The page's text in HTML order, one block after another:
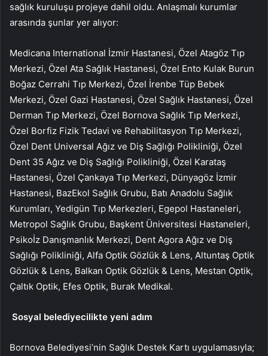
sağlık kuruluşu projeye dahil oldu. Anlaşmalı kurumlar
arasında şunlar yer alıyor:
Medicana International İzmir Hastanesi, Özel Atagöz Tıp
Merkezi, Özel Ata Sağlık Hastanesi, Özel Ento Kulak Burun
Boğaz Cerrahi Tıp Merkezi, Özel İrenbe Tüp Bebek
Merkezi, Özel Gazi Hastanesi, Özel Sağlık Hastanesi, Özel
Derman Tıp Merkezi, Özel Bornova Sağlık Tıp Merkezi,
Özel Borfiz Fizik Tedavi ve Rehabilitasyon Tıp Merkezi,
Özel Dent Universal Ağız ve Diş Sağlığı Polikliniği, Özel
Dent 35 Ağız ve Diş Sağlığı Polikliniği, Özel Karataş
Hastanesi, Özel Çankaya Tıp Merkezi, Dünyagöz İzmir
Hastanesi, BazEkol Sağlık Grubu, Batı Anadolu Sağlık
Kurumları, Yedigün Tıp Merkezleri, Egepol Hastaneleri,
Metropol Sağlık Grubu, Başkent Üniversitesi Hastaneleri,
Psikoİz Danışmanlık Merkezi, Dent Agora Ağız ve Diş
Sağlığı Polikliniği, Alfa Optik Gözlük & Lens, Altuntaş Optik
Gözlük & Lens, Balkan Optik Gözlük & Lens, Mestan Optik,
Çaltık Optik, Efes Optik, Burak Medikal.
Sosyal belediyecilikte yeni adım
Bornova Belediyesi’nin Sağlık Destek Kartı uygulamasıyla;